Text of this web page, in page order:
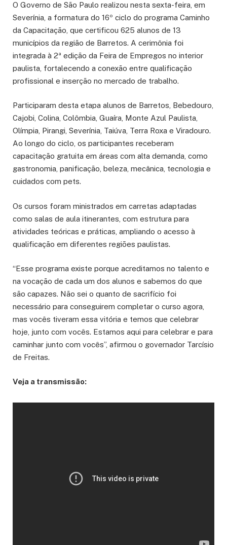
O Governo de São Paulo realizou nesta sexta-feira, em
Severínia, a formatura do 16º ciclo do programa Caminho
da Capacitação, que certificou 625 alunos de 13
municípios da região de Barretos. A cerimônia foi
integrada à 2ª edição da Feira de Empregos no interior
paulista, fortalecendo a conexão entre qualificação
profissional e inserção no mercado de trabalho.
Participaram desta etapa alunos de Barretos, Bebedouro,
Cajobi, Colina, Colômbia, Guaíra, Monte Azul Paulista,
Olímpia, Pirangi, Severínia, Taiúva, Terra Roxa e Viradouro.
Ao longo do ciclo, os participantes receberam
capacitação gratuita em áreas com alta demanda, como
gastronomia, panificação, beleza, mecânica, tecnologia e
cuidados com pets.
Os cursos foram ministrados em carretas adaptadas
como salas de aula itinerantes, com estrutura para
atividades teóricas e práticas, ampliando o acesso à
qualificação em diferentes regiões paulistas.
“Esse programa existe porque acreditamos no talento e
na vocação de cada um dos alunos e sabemos do que
são capazes. Não sei o quanto de sacrifício foi
necessário para conseguirem completar o curso agora,
mas vocês tiveram essa vitória e temos que celebrar
hoje, junto com vocês. Estamos aqui para celebrar e para
caminhar junto com vocês”, afirmou o governador Tarcísio
de Freitas.
Veja a transmissão: